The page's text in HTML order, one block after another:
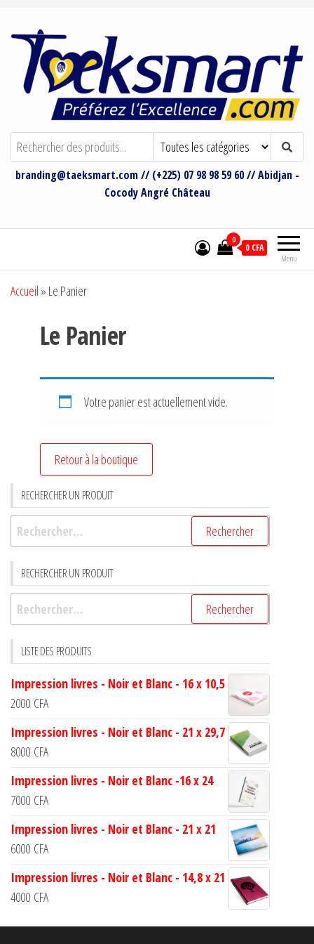
Taeksmart Group
Bienvenue sur le site de Taeksmart
Group
branding@taeksmart.com // (+225) 07 98 98 59 60 // Abidjan -
Cocody Angré Château
Menu
0
0 CFA
Accueil » Le Panier
Le Panier
Votre panier est actuellement vide.
Retour à la boutique
RECHERCHER UN PRODUIT
RECHERCHER UN PRODUIT
LISTE DES PRODUITS
Impression livres - Noir et Blanc - 16 x 10,5
2000 CFA
Impression livres - Noir et Blanc - 21 x 29,7
8000 CFA
Impression livres - Noir et Blanc -16 x 24
7000 CFA
Impression livres - Noir et Blanc - 21 x 21
6000 CFA
Impression livres - Noir et Blanc - 14,8 x 21
4000 CFA